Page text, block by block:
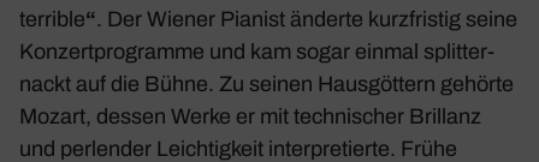
terrible“. Der Wiener Pianist änderte kurz­fristig seine
Konzert­pro­gramme und kam sogar einmal split­ter­
nackt auf die Bühne. Zu seinen Haus­göt­tern gehörte
Mozart, dessen Werke er mit tech­ni­scher Bril­lanz
und perlender Leich­tig­keit inter­pre­tierte. Frühe